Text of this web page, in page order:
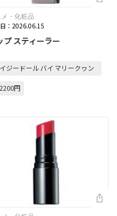
メ・化粧品
：2026.06.15
プ スティーラー
ジードール バイ マリークヮン
円